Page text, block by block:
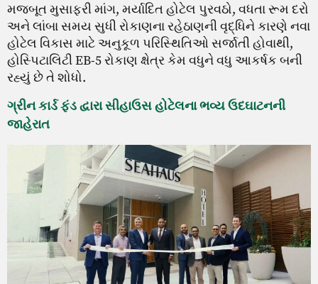
મજબૂત મુસાફરી માંગ, મર્યાદિત હોટેલ પુરવઠો, વધતા રૂમ દરો
અને લાંબા સમય સુધી રોકાણના રહેઠાણની વૃદ્ધિને કારણે નવા
હોટેલ વિકાસ માટે અનુકૂળ પરિસ્થિતિઓ સર્જાતી હોવાથી,
હોસ્પિટાલિટી EB-5 રોકાણ ક્ષેત્ર કેમ વધુને વધુ આકર્ષક બની
રહ્યું છે તે શોધો.
ગ્રીન કાર્ડ ફંડ દ્વારા સીહાઉસ હોટેલના ભવ્ય ઉદઘાટનની
જાહેરાત